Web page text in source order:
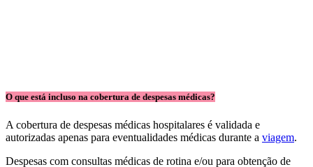
O que está incluso na cobertura de despesas médicas?
A cobertura de despesas médicas hospitalares é validada e
autorizadas apenas para eventualidades médicas durante a viagem.
Despesas com consultas médicas de rotina e/ou para obtenção de